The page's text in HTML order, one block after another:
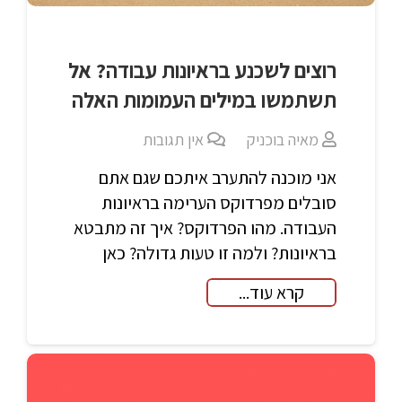
רוצים לשכנע בראיונות עבודה? אל
תשתמשו במילים העמומות האלה
מאיה בוכניק אין תגובות
אני מוכנה להתערב איתכם שגם אתם
סובלים מפרדוקס הערימה בראיונות
העבודה. מהו הפרדוקס? איך זה מתבטא
בראיונות? ולמה זו טעות גדולה? כאן
קרא עוד...